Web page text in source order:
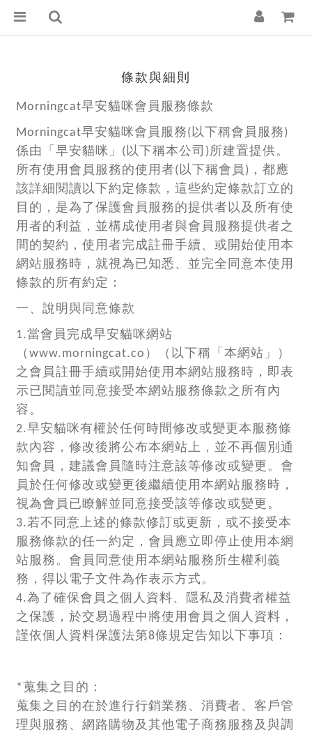
條款與細則
Morningcat早安貓咪會員服務條款
Morningcat早安貓咪會員服務(以下稱會員服務)
係由「早安貓咪」(以下稱本公司)所建置提供。
所有使用會員服務的使用者(以下稱會員)，都應
該詳細閱讀以下約定條款，這些約定條款訂立的
目的，是為了保護會員服務的提供者以及所有使
用者的利益，並構成使用者與會員服務提供者之
間的契約，使用者完成註冊手續、或開始使用本
網站服務時，就視為已知悉、並完全同意本使用
條款的所有約定：
一、說明與同意條款
1.當會員完成早安貓咪網站
（www.morningcat.co）（以下稱「本網站」）
之會員註冊手續或開始使用本網站服務時，即表
示已閱讀並同意接受本網站服務條款之所有內
容。
2.早安貓咪有權於任何時間修改或變更本服務條
款內容，修改後將公布本網站上，並不再個別通
知會員，建議會員隨時注意該等修改或變更。會
員於任何修改或變更後繼續使用本網站服務時，
視為會員已瞭解並同意接受該等修改或變更。
3.若不同意上述的條款修訂或更新，或不接受本
服務條款的任一約定，會員應立即停止使用本網
站服務。會員同意使用本網站服務所生權利義
務，得以電子文件為作表示方式。
4.為了確保會員之個人資料、隱私及消費者權益
之保護，於交易過程中將使用會員之個人資料，
謹依個人資料保護法第8條規定告知以下事項：
*蒐集之目的：
蒐集之目的在於進行行銷業務、消費者、客戶管
理與服務、網路購物及其他電子商務服務及與調